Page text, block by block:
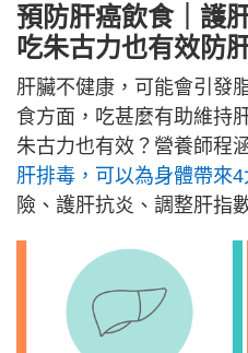
預防肝癌飲食｜護
吃朱古力也有效防
肝臟不健康，可能會引發
食方面，吃甚麼有助維持
朱古力也有效？營養師程
肝排毒，可以為身體帶來4
險、護肝抗炎、調整肝指